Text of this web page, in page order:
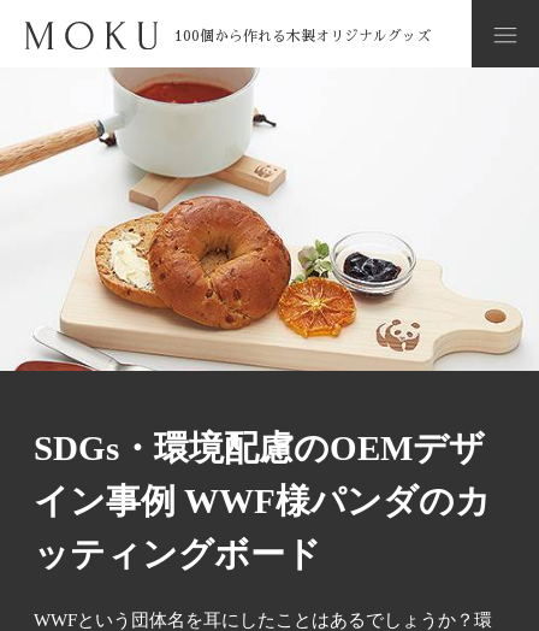
100個から作れる木製オリジナルグッズ
ブロ
商品
紹介
>
SDGs・環境配慮のOEMデザイン事例 WWF様パンダ
のカッティングボード
SDGs・環境配慮のOEMデザ
イン事例 WWF様パンダのカ
ッティングボード
WWFという団体名を耳にしたことはあるでしょうか？環